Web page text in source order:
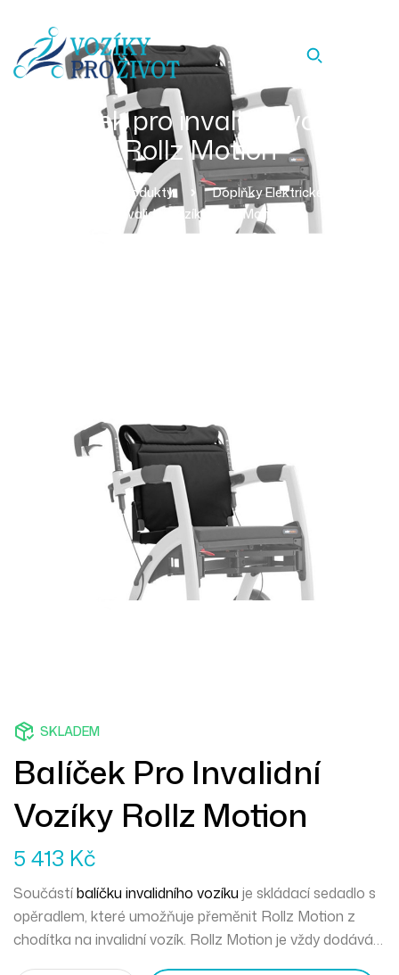
Balíček pro invalidní vozíky
Rollz Motion
Produkty
Doplňky Elektrické Skútry
Balíček Pro Invalidní Vozíky Rollz Motion
SKLADEM
Balíček Pro Invalidní
Vozíky Rollz Motion
5 413 Kč
Součástíbalíčku invalidního vozíku je skládací sedadlo s
opěradlem, které umožňuje přeměnit Rollz Motion z
chodítka na invalidní vozík. Rollz Motion je vždy dodáván